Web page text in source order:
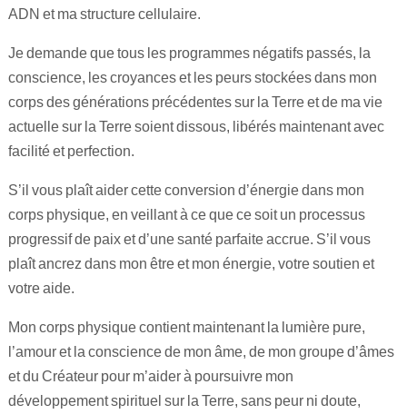
ADN et ma structure cellulaire.
Je demande que tous les programmes négatifs passés, la
conscience, les croyances et les peurs stockées dans mon
corps des générations précédentes sur la Terre et de ma vie
actuelle sur la Terre soient dissous, libérés maintenant avec
facilité et perfection.
S’il vous plaît aider cette conversion d’énergie dans mon
corps physique, en veillant à ce que ce soit un processus
progressif de paix et d’une santé parfaite accrue. S’il vous
plaît ancrez dans mon être et mon énergie, votre soutien et
votre aide.
Mon corps physique contient maintenant la lumière pure,
l’amour et la conscience de mon âme, de mon groupe d’âmes
et du Créateur pour m’aider à poursuivre mon
développement spirituel sur la Terre, sans peur ni doute,